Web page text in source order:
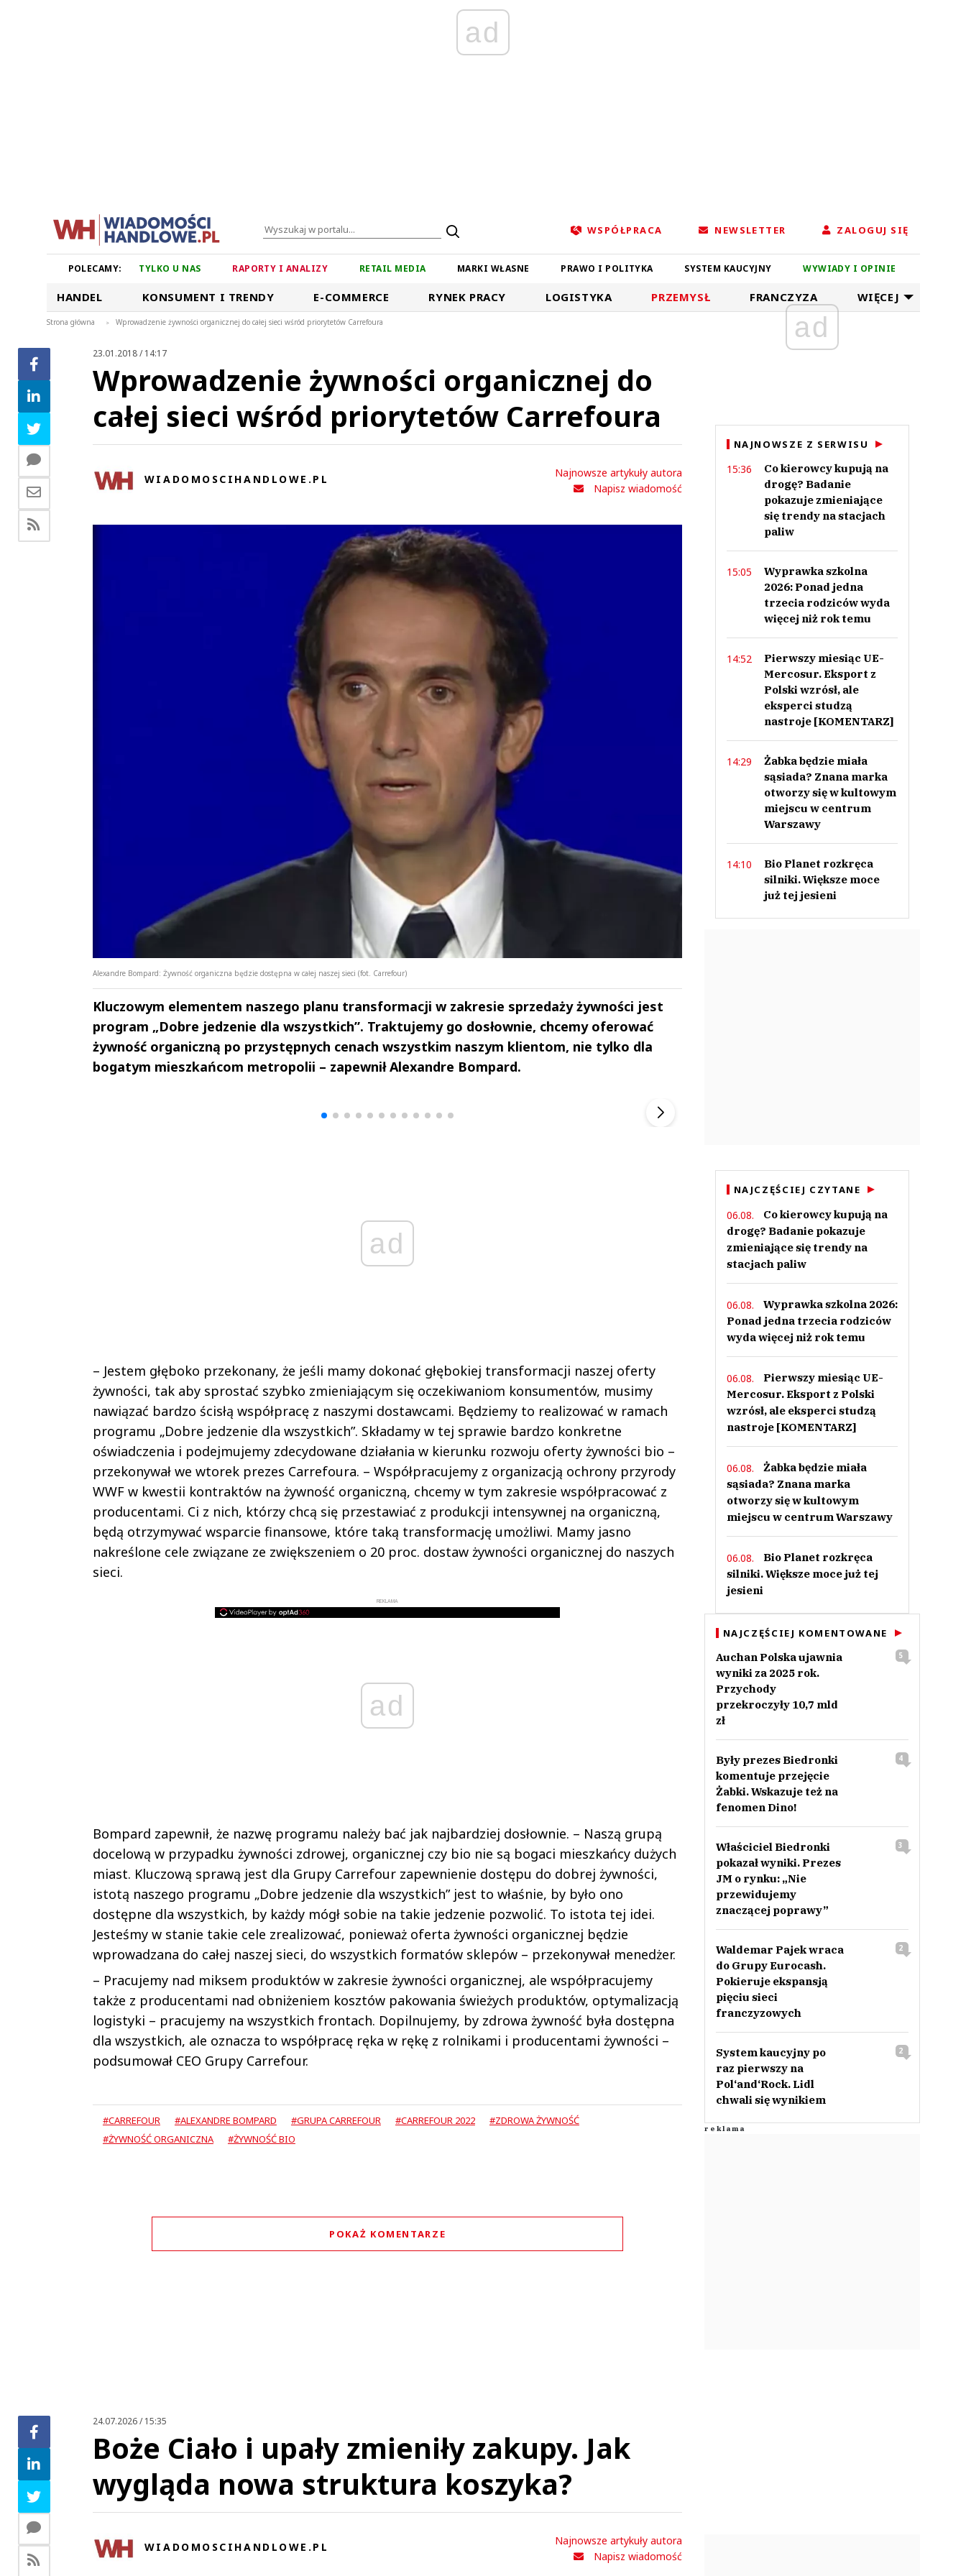
ad
WSPÓŁPRACA NEWSLETTER ZALOGUJ SIĘ
POLECAMY: TYLKO U NAS RAPORTY I ANALIZY RETAIL MEDIA MARKI WŁASNE PRAWO I POLITYKA SYSTEM KAUCYJNY WYWIADY I OPINIE
HANDEL KONSUMENT I TRENDY E-COMMERCE RYNEK PRACY LOGISTYKA PRZEMYSŁ FRANCZYZA WIĘCEJ
Strona główna > Wprowadzenie żywności organicznej do całej sieci wśród priorytetów Carrefoura
23.01.2018 / 14:17
Wprowadzenie żywności organicznej do
całej sieci wśród priorytetów Carrefoura
WIADOMOSCIHANDLOWE.PL
Najnowsze artykuły autora
Napisz wiadomość
Alexandre Bompard: Żywność organiczna będzie dostępna w całej naszej sieci (fot. Carrefour)
Kluczowym elementem naszego planu transformacji w zakresie sprzedaży żywności jest
program „Dobre jedzenie dla wszystkich”. Traktujemy go dosłownie, chcemy oferować
żywność organiczną po przystępnych cenach wszystkim naszym klientom, nie tylko dla
bogatym mieszkańcom metropolii – zapewnił Alexandre Bompard.
ad
– Jestem głęboko przekonany, że jeśli mamy dokonać głębokiej transformacji naszej oferty
żywności, tak aby sprostać szybko zmieniającym się oczekiwaniom konsumentów, musimy
nawiązać bardzo ścisłą współpracę z naszymi dostawcami. Będziemy to realizować w ramach
programu „Dobre jedzenie dla wszystkich”. Składamy w tej sprawie bardzo konkretne
oświadczenia i podejmujemy zdecydowane działania w kierunku rozwoju oferty żywności bio –
przekonywał we wtorek prezes Carrefoura. – Współpracujemy z organizacją ochrony przyrody
WWF w kwestii kontraktów na żywność organiczną, chcemy w tym zakresie współpracować z
producentami. Ci z nich, którzy chcą się przestawiać z produkcji intensywnej na organiczną,
będą otrzymywać wsparcie finansowe, które taką transformację umożliwi. Mamy jasno
nakreślone cele związane ze zwiększeniem o 20 proc. dostaw żywności organicznej do naszych
sieci.
REKLAMA
ad
Bompard zapewnił, że nazwę programu należy bać jak najbardziej dosłownie. – Naszą grupą
docelową w przypadku żywności zdrowej, organicznej czy bio nie są bogaci mieszkańcy dużych
miast. Kluczową sprawą jest dla Grupy Carrefour zapewnienie dostępu do dobrej żywności,
istotą naszego programu „Dobre jedzenie dla wszystkich” jest to właśnie, by było ono
dostępne dla wszystkich, by każdy mógł sobie na takie jedzenie pozwolić. To istota tej idei.
Jesteśmy w stanie takie cele zrealizować, ponieważ oferta żywności organicznej będzie
wprowadzana do całej naszej sieci, do wszystkich formatów sklepów – przekonywał menedżer.
– Pracujemy nad miksem produktów w zakresie żywności organicznej, ale współpracujemy
także z producentami nad obniżeniem kosztów pakowania świeżych produktów, optymalizacją
logistyki – pracujemy na wszystkich frontach. Dopilnujemy, by zdrowa żywność była dostępna
dla wszystkich, ale oznacza to współpracę ręka w rękę z rolnikami i producentami żywności –
podsumował CEO Grupy Carrefour.
#CARREFOUR #ALEXANDRE BOMPARD #GRUPA CARREFOUR #CARREFOUR 2022
#ZDROWA ŻYWNOŚĆ
#ŻYWNOŚĆ ORGANICZNA
#ŻYWNOŚĆ BIO
POKAŻ KOMENTARZE
Andrzej i Marta
Marta i Andrzej
ad
NAJNOWSZE Z SERWISU
15:36
Co kierowcy kupują na
drogę? Badanie
pokazuje zmieniające
się trendy na stacjach
paliw
15:05
Wyprawka szkolna
2026: Ponad jedna
trzecia rodziców wyda
więcej niż rok temu
14:52
Pierwszy miesiąc UE-
Mercosur. Eksport z
Polski wzrósł, ale
eksperci studzą
nastroje [KOMENTARZ]
14:29
Żabka będzie miała
sąsiada? Znana marka
otworzy się w kultowym
miejscu w centrum
Warszawy
14:10
Bio Planet rozkręca
silniki. Większe moce
już tej jesieni
NAJCZĘŚCIEJ CZYTANE
06.08.
Co kierowcy kupują na
drogę? Badanie pokazuje
zmieniające się trendy na
stacjach paliw
06.08.
Wyprawka szkolna 2026:
Ponad jedna trzecia rodziców
wyda więcej niż rok temu
06.08.
Pierwszy miesiąc UE-
Mercosur. Eksport z Polski
wzrósł, ale eksperci studzą
nastroje [KOMENTARZ]
06.08.
Żabka będzie miała
sąsiada? Znana marka
otworzy się w kultowym
miejscu w centrum Warszawy
06.08.
Bio Planet rozkręca
silniki. Większe moce już tej
jesieni
NAJCZĘŚCIEJ KOMENTOWANE
Auchan Polska ujawnia
wyniki za 2025 rok.
Przychody
przekroczyły 10,7 mld
zł
5
Były prezes Biedronki
komentuje przejęcie
Żabki. Wskazuje też na
fenomen Dino!
4
Właściciel Biedronki
pokazał wyniki. Prezes
JM o rynku: „Nie
przewidujemy
znaczącej poprawy”
3
Waldemar Pajek wraca
do Grupy Eurocash.
Pokieruje ekspansją
pięciu sieci
franczyzowych
2
System kaucyjny po
raz pierwszy na
Pol‘and‘Rock. Lidl
chwali się wynikiem
2
24.07.2026 / 15:35
Boże Ciało i upały zmieniły zakupy. Jak
wygląda nowa struktura koszyka?
WIADOMOSCIHANDLOWE.PL
Najnowsze artykuły autora
Napisz wiadomość